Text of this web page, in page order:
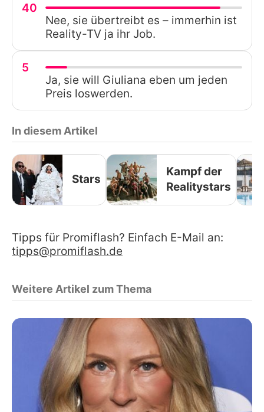
40
Nee, sie übertreibt es – immerhin ist
Reality-TV ja ihr Job.
5
Ja, sie will Giuliana eben um jeden
Preis loswerden.
In diesem Artikel
Stars
Kampf der
Realitystars
Tipps für Promiflash? Einfach E-Mail an:
tipps@promiflash.de
Weitere Artikel zum Thema